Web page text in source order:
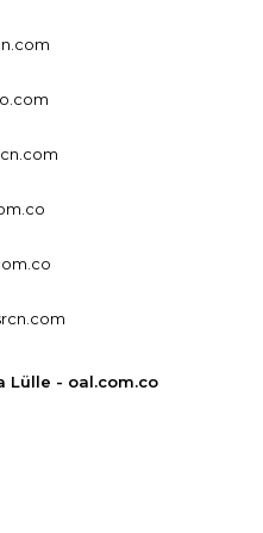
Lülle - oal.com.co